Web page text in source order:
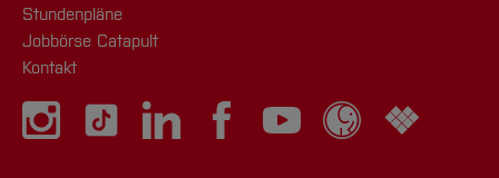
Stundenpläne
Jobbörse Catapult
Kontakt